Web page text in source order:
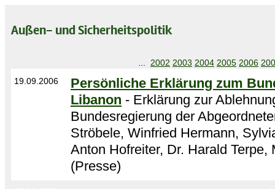
Außen- und Sicherheitspolitik
2002 2003 2004 2005 2006
19.09.2006
Persönliche Erklärung zum
Libanon - Erklärung zur
Bundesregierung der
Ströbele, Winfried Hermann,
Anton Hofreiter, Dr. Harald Terpe,
(Presse)